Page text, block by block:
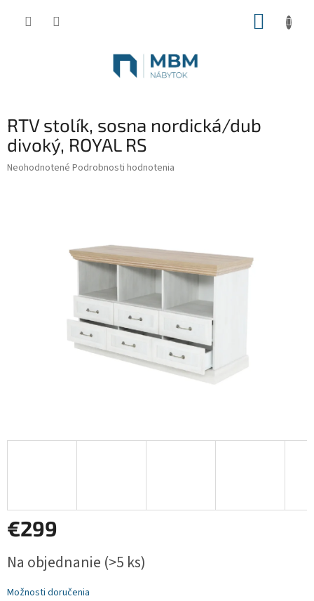
RTV stolík, sosna nordická/dub
divoký, ROYAL RS
Priemerné
Neohodnotené Podrobnosti hodnotenia
€299
cena:
Na objednanie (>5 ks)
Možnosti doručenia